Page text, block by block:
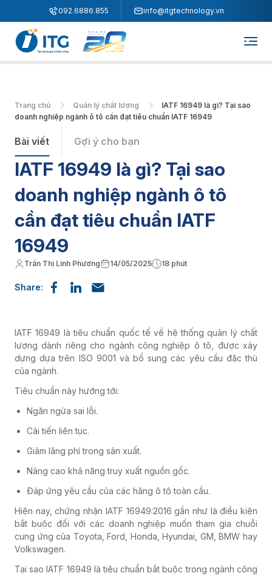
092.6886.855 info@itgtechnology.vn
Trang chủ Quản lý chất lượng
IATF 16949 là gì? Tại sao
doanh nghiệp ngành ô tô cần đạt tiêu chuẩn IATF 16949
Bài viết Gợi ý cho bạn
IATF 16949 là gì? Tại sao
doanh nghiệp ngành ô tô
cần đạt tiêu chuẩn IATF
16949
Trần Thị Linh Phương 14/05/2025 18 phút
Share:
IATF 16949 là tiêu chuẩn quốc tế về hệ thống quản lý chất
lượng dành riêng cho ngành công nghiệp ô tô, được xây
dựng dựa trên ISO 9001 và bổ sung các yêu cầu đặc thù
của ngành.
Tiêu chuẩn này hướng tới:
Ngăn ngừa sai lỗi.
Cải tiến liên tục.
Giảm lãng phí trong sản xuất.
Nâng cao khả năng truy xuất nguồn gốc.
Đáp ứng yêu cầu của các hãng ô tô toàn cầu.
Hiện nay, chứng nhận IATF 16949:2016 gần như là điều kiện
bắt buộc đối với các doanh nghiệp muốn tham gia chuỗi
cung ứng của Toyota, Ford, Honda, Hyundai, GM, BMW hay
Volkswagen.
Tại sao IATF 16949 là tiêu chuẩn bắt buộc trong ngành công